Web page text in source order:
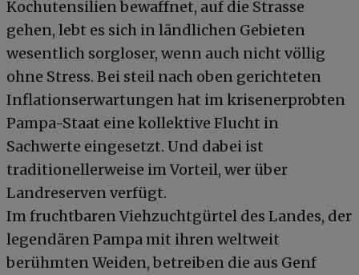
Kochutensilien bewaffnet, auf die Strasse
gehen, lebt es sich in ländlichen Gebieten
wesentlich sorgloser, wenn auch nicht völlig
ohne Stress. Bei steil nach oben gerichteten
Inflationserwartungen hat im krisenerprobten
Pampa-Staat eine kollektive Flucht in
Sachwerte eingesetzt. Und dabei ist
traditionellerweise im Vorteil, wer über
Landreserven verfügt.
Im fruchtbaren Viehzuchtgürtel des Landes, der
legendären Pampa mit ihren weltweit
berühmten Weiden, betreiben die aus Genf